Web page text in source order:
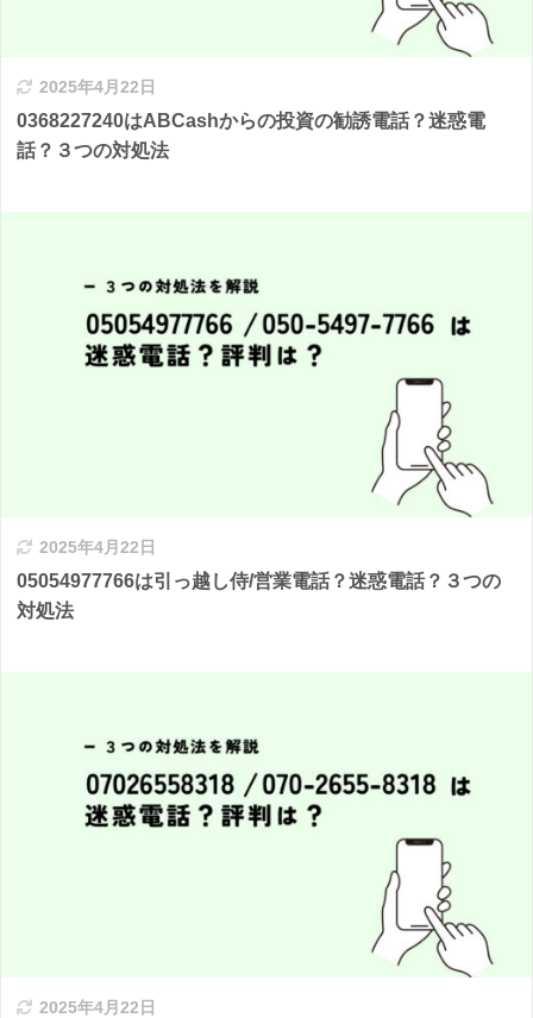
2025年4月22日
0368227240はABCashからの投資の勧誘電話？迷惑電
話？３つの対処法
2025年4月22日
05054977766は引っ越し侍/営業電話？迷惑電話？３つの
対処法
2025年4月22日